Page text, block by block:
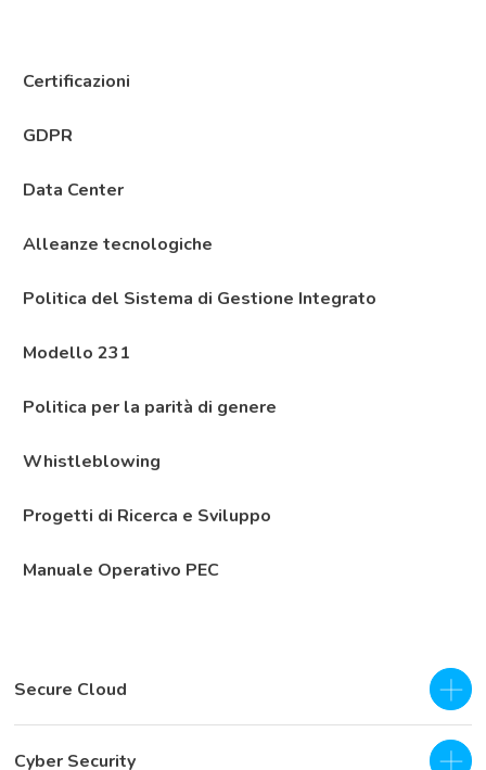
Certificazioni
GDPR
Data Center
Alleanze tecnologiche
Politica del Sistema di Gestione Integrato
Modello 231
Politica per la parità di genere
Whistleblowing
Progetti di Ricerca e Sviluppo
Manuale Operativo PEC
Secure Cloud
IaaS - Private Cloud
Cyber Security